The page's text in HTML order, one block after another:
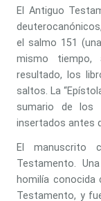
El Antiguo
el salmo 151
mismo tiempo,
resultado, los
saltos. La
sumario de los
insertados antes
El manuscrito
Testamento.
homilía conocida
Testamento, y